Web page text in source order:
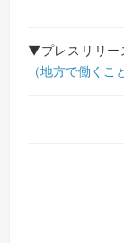
▼プレスリリ
（地方で働くこ